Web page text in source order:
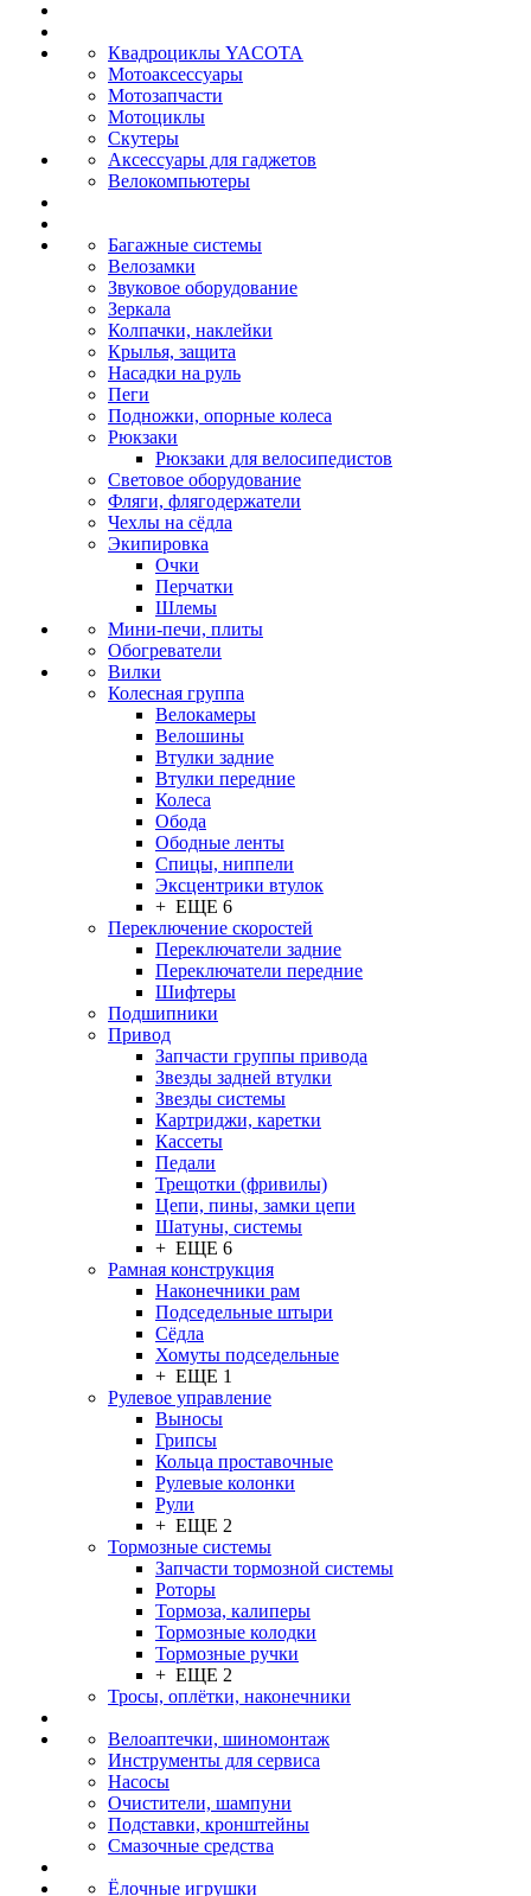
Квадроциклы YACOTA
Мотоаксессуары
Мотозапчасти
Мотоциклы
Скутеры
Аксессуары для гаджетов
Велокомпьютеры
Багажные системы
Велозамки
Звуковое оборудование
Зеркала
Колпачки, наклейки
Крылья, защита
Насадки на руль
Пеги
Подножки, опорные колеса
Рюкзаки
Рюкзаки для велосипедистов
Световое оборудование
Фляги, флягодержатели
Чехлы на сёдла
Экипировка
Очки
Перчатки
Шлемы
Мини-печи, плиты
Обогреватели
Вилки
Колесная группа
Велокамеры
Велошины
Втулки задние
Втулки передние
Колеса
Обода
Ободные ленты
Спицы, ниппели
Эксцентрики втулок
+ ЕЩЕ 6
Переключение скоростей
Переключатели задние
Переключатели передние
Шифтеры
Подшипники
Привод
Запчасти группы привода
Звезды задней втулки
Звезды системы
Картриджи, каретки
Кассеты
Педали
Трещотки (фривилы)
Цепи, пины, замки цепи
Шатуны, системы
+ ЕЩЕ 6
Рамная конструкция
Наконечники рам
Подседельные штыри
Сёдла
Хомуты подседельные
+ ЕЩЕ 1
Рулевое управление
Выносы
Грипсы
Кольца проставочные
Рулевые колонки
Рули
+ ЕЩЕ 2
Тормозные системы
Запчасти тормозной системы
Роторы
Тормоза, калиперы
Тормозные колодки
Тормозные ручки
+ ЕЩЕ 2
Тросы, оплётки, наконечники
Велоаптечки, шиномонтаж
Инструменты для сервиса
Насосы
Очистители, шампуни
Подставки, кронштейны
Смазочные средства
Ёлочные игрушки